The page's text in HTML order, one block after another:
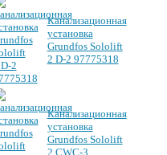
Канализационная
установка
Grundfos Sololift
2 D-2 97775318
Канализационная
установка
Grundfos Sololift
2 CWC-3